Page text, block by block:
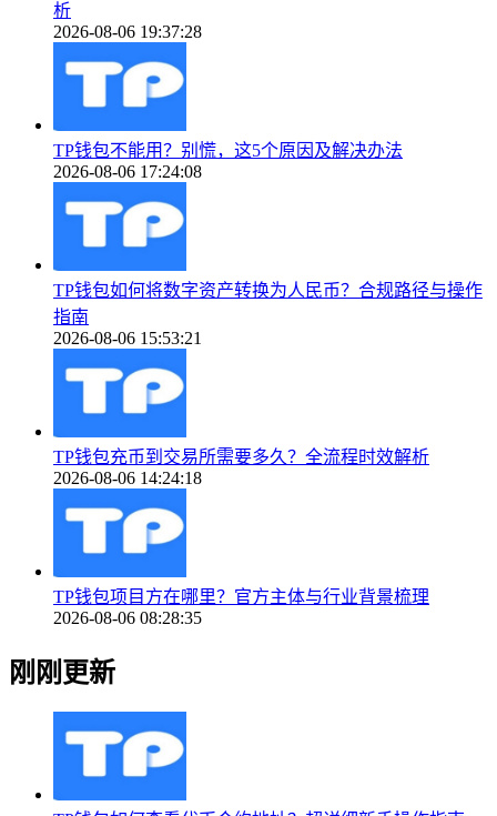
析
2026-08-06 19:37:28
TP钱包不能用？别慌，这5个原因及解决办法
2026-08-06 17:24:08
TP钱包如何将数字资产转换为人民币？合规路径与操作
指南
2026-08-06 15:53:21
TP钱包充币到交易所需要多久？全流程时效解析
2026-08-06 14:24:18
TP钱包项目方在哪里？官方主体与行业背景梳理
2026-08-06 08:28:35
刚刚更新